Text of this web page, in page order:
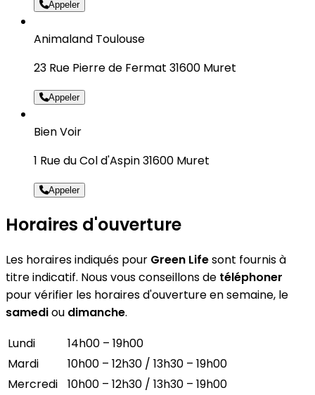
Appeler
Animaland Toulouse
23 Rue Pierre de Fermat 31600 Muret
Appeler
Bien Voir
1 Rue du Col d'Aspin 31600 Muret
Appeler
Horaires d'ouverture
Les horaires indiqués pour Green Lifesont fournis à
titre indicatif. Nous vous conseillons de téléphoner
pour vérifier les horaires d'ouverture en semaine, le
samediou dimanche.
Lundi
14h00 – 19h00
Mardi
10h00 – 12h30 / 13h30 – 19h00
Mercredi
10h00 – 12h30 / 13h30 – 19h00